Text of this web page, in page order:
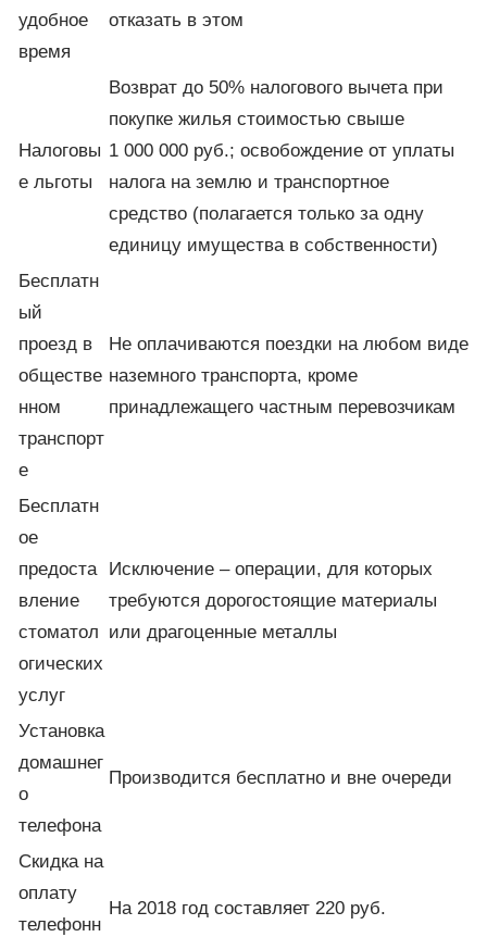
удобное
время
отказать в этом
Налоговы
е льготы
Возврат до 50% налогового вычета при
покупке жилья стоимостью свыше
1 000 000 руб.; освобождение от уплаты
налога на землю и транспортное
средство (полагается только за одну
единицу имущества в собственности)
Бесплатн
ый
проезд в
обществе
нном
транспорт
е
Не оплачиваются поездки на любом виде
наземного транспорта, кроме
принадлежащего частным перевозчикам
Бесплатн
ое
предоста
вление
стоматол
огических
услуг
Исключение – операции, для которых
требуются дорогостоящие материалы
или драгоценные металлы
Установка
домашнег
о
телефона
Производится бесплатно и вне очереди
Скидка на
оплату
телефонн
На 2018 год составляет 220 руб.